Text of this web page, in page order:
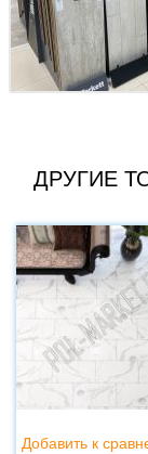
ДРУГИЕ
Добавить к